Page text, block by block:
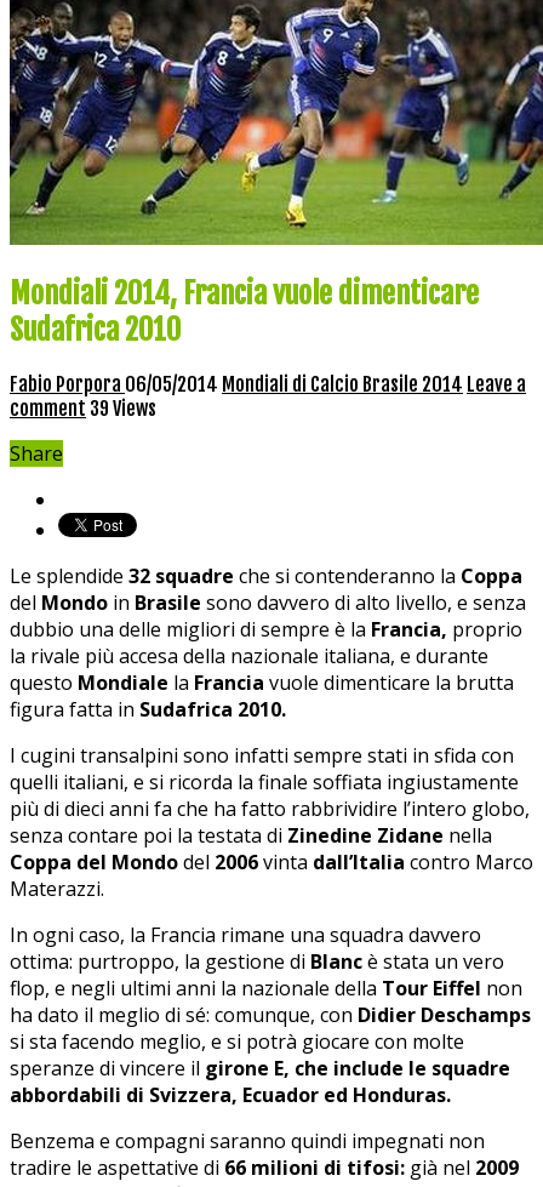
Mondiali 2014, Francia vuole dimenticare
Sudafrica 2010
Fabio Porpora 06/05/2014 Mondiali di Calcio Brasile 2014 Leave a
comment 39 Views
Share
Le splendide 32 squadre che si contenderanno la Coppa
del Mondo in Brasile sono davvero di alto livello, e senza
dubbio una delle migliori di sempre è la Francia, proprio
la rivale più accesa della nazionale italiana, e durante
questo Mondiale la Francia vuole dimenticare la brutta
figura fatta in Sudafrica 2010.
I cugini transalpini sono infatti sempre stati in sfida con
quelli italiani, e si ricorda la finale soffiata ingiustamente
più di dieci anni fa che ha fatto rabbrividire l’intero globo,
senza contare poi la testata di Zinedine Zidane nella
Coppa del Mondodel 2006vinta dall’Italia contro Marco
Materazzi.
In ogni caso, la Francia rimane una squadra davvero
ottima: purtroppo, la gestione di Blancè stata un vero
flop, e negli ultimi anni la nazionale della Tour Eiffel non
ha dato il meglio di sé: comunque, con Didier Deschamps
si sta facendo meglio, e si potrà giocare con molte
speranze di vincere il girone E, che include le squadre
abbordabili di Svizzera, Ecuador ed Honduras.
Benzema e compagni saranno quindi impegnati non
tradire le aspettative di 66 milioni di tifosi: già nel 2009